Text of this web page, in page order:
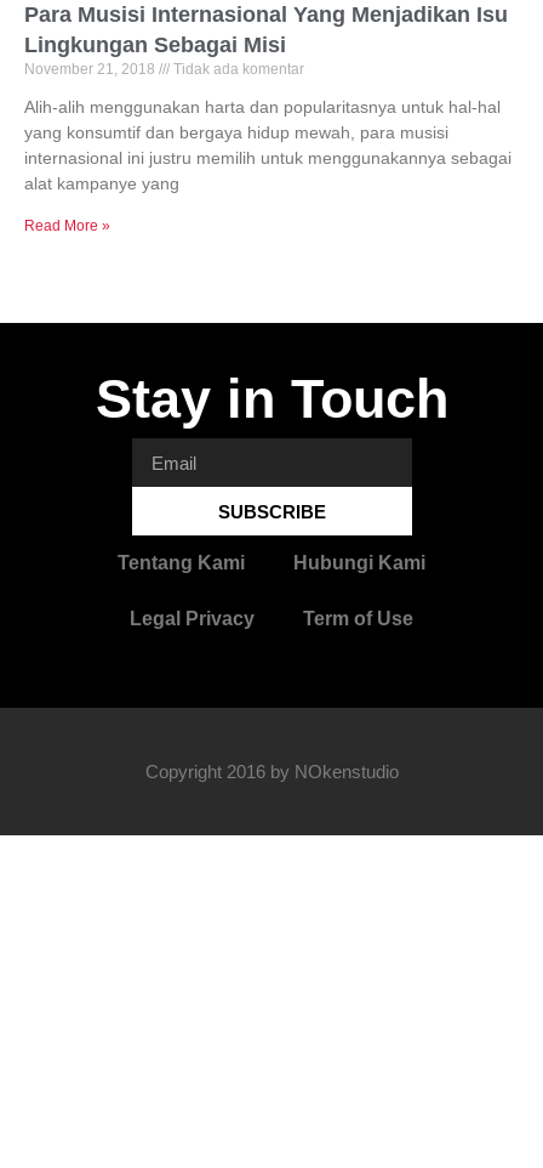
Para Musisi Internasional Yang Menjadikan Isu
Lingkungan Sebagai Misi
November 21, 2018 Tidak ada komentar
Alih-alih menggunakan harta dan popularitasnya untuk hal-hal
yang konsumtif dan bergaya hidup mewah, para musisi
internasional ini justru memilih untuk menggunakannya sebagai
alat kampanye yang
Read More »
Stay in Touch
SUBSCRIBE
Tentang Kami Hubungi Kami
Legal Privacy Term of Use
Copyright 2016 by NOkenstudio